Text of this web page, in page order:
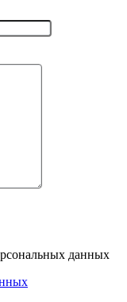
данных